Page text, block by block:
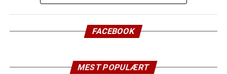
for Coutinho i Januar denne sommeren – så netto så er
– men nå er det ubønnhørlig stopp for innkommende frem
FACEBOOK
MEST POPULÆRT